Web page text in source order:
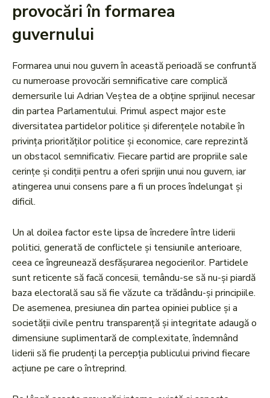
provocări în formarea
guvernului
Formarea unui nou guvern în această perioadă se confruntă
cu numeroase provocări semnificative care complică
demersurile lui Adrian Veștea de a obține sprijinul necesar
din partea Parlamentului. Primul aspect major este
diversitatea partidelor politice și diferențele notabile în
privința priorităților politice și economice, care reprezintă
un obstacol semnificativ. Fiecare partid are propriile sale
cerințe și condiții pentru a oferi sprijin unui nou guvern, iar
atingerea unui consens pare a fi un proces îndelungat și
dificil.
Un al doilea factor este lipsa de încredere între liderii
politici, generată de conflictele și tensiunile anterioare,
ceea ce îngreunează desfășurarea negocierilor. Partidele
sunt reticente să facă concesii, temându-se să nu-și piardă
baza electorală sau să fie văzute ca trădându-și principiile.
De asemenea, presiunea din partea opiniei publice și a
societății civile pentru transparență și integritate adaugă o
dimensiune suplimentară de complexitate, îndemnând
liderii să fie prudenți la percepția publicului privind fiecare
acțiune pe care o întreprind.